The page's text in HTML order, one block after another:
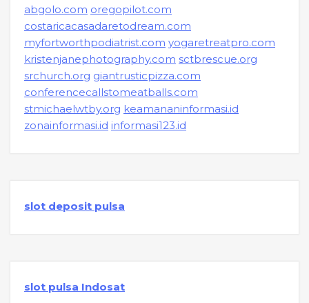
abgolo.com oregopilot.com
costaricacasadaretodream.com
myfortworthpodiatrist.com yogaretreatpro.com
kristenjanephotography.com sctbrescue.org
srchurch.org giantrusticpizza.com
conferencecallstomeatballs.com
stmichaelwtby.org keamananinformasi.id
zonainformasi.id informasi123.id
slot deposit pulsa
slot pulsa Indosat